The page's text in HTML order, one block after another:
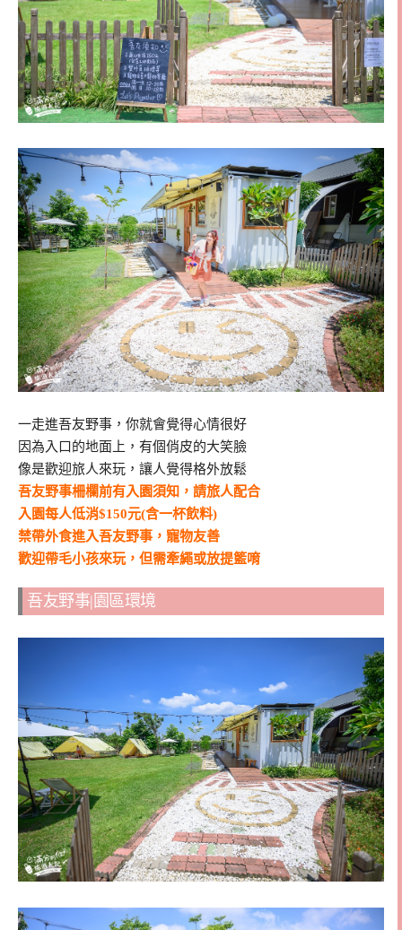
一走進吾友野事，你就會覺得心情很好
因為入口的地面上，有個俏皮的大笑臉
像是歡迎旅人來玩，讓人覺得格外放鬆
吾友野事柵欄前有入園須知，請旅人配合
入園每人低消$150元(含一杯飲料)
禁帶外食進入吾友野事，寵物友善
歡迎帶毛小孩來玩，但需牽繩或放提籃唷
吾友野事|園區環境